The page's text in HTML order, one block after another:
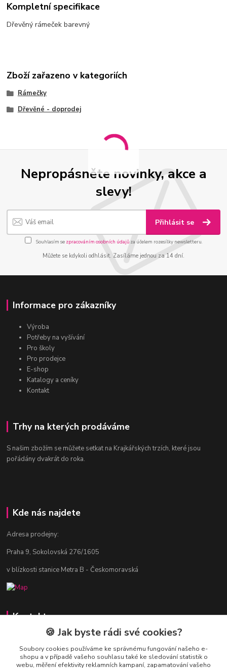
Kompletní specifikace
Dřevěný rámeček barevný
Zboží zařazeno v kategoriích
Rámečky
Dřevěné - doprodej
Nepropásněte novinky, akce a
slevy!
Přihlásit se
Souhlasím se zpracováním osobních údajůza účelem rozesílky newsletteru.
Můžete se kdykoli odhlásit. Zasíláme jednou za 14 dní.
Informace pro zákazníky
Výroba
Potřeby na vyšívání
Pro školy
Pro prodejce
E-shop
Katalogy a ceníky
Kontakt
Trhy na kterých prodáváme
S našim zbožím se můžete setkat na Krajkářských trzích, které jsou
pořádány dvakrát do roka.
Kde nás najdete
Adresa prodejny:
Praha 9, Sokolovská 276/1605
v blízkosti stanice Metra B - Českomoravská
Kontakty
Jitka Vlasáková
281 916 793
Po-Čt 8-16:30, Pá 8-14:30
🍪 Jak byste rádi své cookies?
Soubory cookies používáme ke správnému fungování našeho e-
shopu a v případě vašeho souhlasu také ke sledování statistik o
webu, měření efektivity reklamních kampaní, zapamatování vašeho